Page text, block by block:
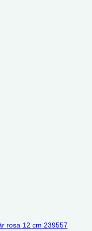
rosa 12 cm 239557